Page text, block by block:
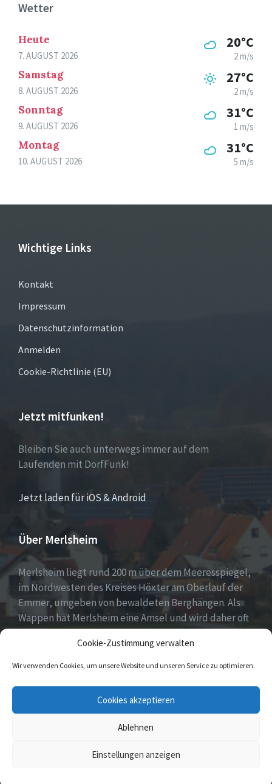
Cookie-Zustimmung verwalten
Wir verwenden Cookies, um unsere Website und unseren Service zu optimieren.
Cookies akzeptieren
Ablehnen
Einstellungen anzeigen
Wetter
Heute
7. AUGUST 2026
20°C
2 m/s
Samstag
8. AUGUST 2026
27°C
2 m/s
Sonntag
9. AUGUST 2026
31°C
1 m/s
Montag
10. AUGUST 2026
31°C
5 m/s
Wichtige Links
Kontakt
Impressum
Datenschutzinformation
Anmelden
Cookie-Richtlinie (EU)
Jetzt mitfunken!
Bleiben Sie auch unterwegs immer auf dem
Laufenden mit DorfFunk!
Jetzt laden für iOS & Android
Über Merlsheim
Merlsheim liegt rund 200 m über dem Meeresspiegel,
im Nordwesten des Kreises Höxter am Oberlauf der
Emmer, umgeben von bewaldeten Berghängen. Als
Wappen hat Merlsheim eine Amsel und wird daher oft
auch liebevoll das Amseldorf genannt. (Merle = Amsel
oder Drossel).
Facebook Twitter